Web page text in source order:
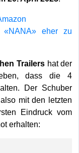
eher zu
Trailershat der
dass die 4
Der Schuber
mit den letzten
Eindruck vom
erhalten: